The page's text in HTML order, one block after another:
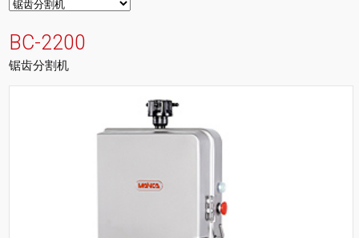
BC-2200
锯齿分割机